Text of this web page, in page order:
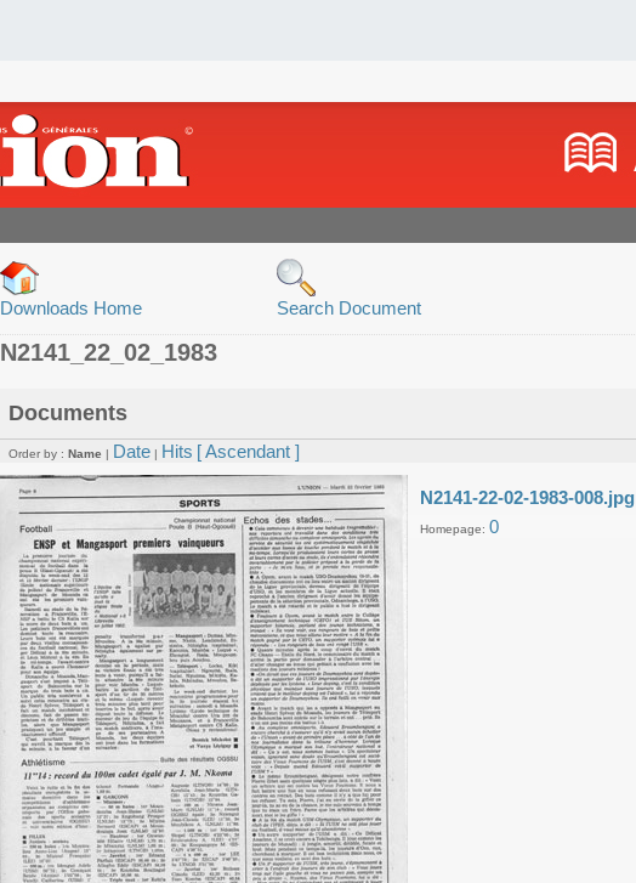
Downloads Home Search Document
N2141_22_02_1983
Documents
Order by : Name | Date | Hits [ Ascendant ]
N2141-22-02-1983-008.jpg
Homepage: 0